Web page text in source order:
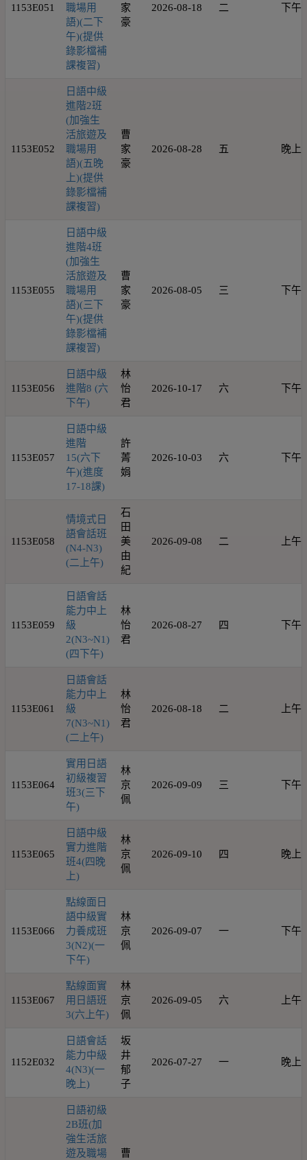
1153E051
職場用
語)(二下
午)(提供
錄影檔補
課複習)
家
豪
2026-08-18 二 下午
1153E052
日語中級
進階2班
(加強生
活旅遊及
職場用
語)(五晚
上)(提供
錄影檔補
課複習)
曹
家
豪
2026-08-28 五 晚上
1153E055
日語中級
進階4班
(加強生
活旅遊及
職場用
語)(三下
午)(提供
錄影檔補
課複習)
曹
家
豪
2026-08-05 三 下午
1153E056
日語中級
進階8 (六
下午)
林
怡
君
2026-10-17 六 下午
1153E057
日語中級
進階
15(六下
午)(進度
17-18課)
許
菁
娟
2026-10-03 六 下午
1153E058
情境式日
語會話班
(N4-N3)
(二上午)
石
田
美
由
紀
2026-09-08 二 上午
1153E059
日語會話
能力中上
級
2(N3~N1)
(四下午)
林
怡
君
2026-08-27 四 下午
1153E061
日語會話
能力中上
級
7(N3~N1)
(二上午)
林
怡
君
2026-08-18 二 上午
1153E064
實用日語
初級複習
班3(三下
午)
林
京
佩
2026-09-09 三 下午
1153E065
日語中級
實力進階
班4(四晚
上)
林
京
佩
2026-09-10 四 晚上
1153E066
點線面日
語中級實
力養成班
3(N2)(一
下午)
林
京
佩
2026-09-07 一 下午
1153E067
點線面實
用日語班
3(六上午)
林
京
佩
2026-09-05 六 上午
1152E032
日語會話
能力中級
4(N3)(一
晚上)
坂
井
郁
子
2026-07-27 一 晚上
日語初級
2B班(加
強生活旅
遊及職場
曹